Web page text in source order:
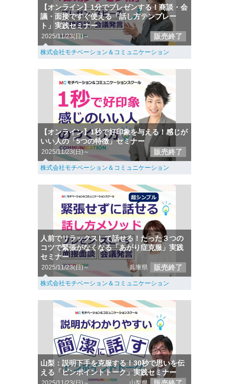
【オンライン】1分でプレゼンする！商談・会
議・面接ですぐ使える「話し方テンプレー
ト」実践セミナー
2025/11/23(日)～ 販売終了
株式会社モチベーション＆コミュニケーション
【オンライン】1秒で好印象を与える！感じが
いい人の「5つの特徴」セミナー
2025/11/23(日)～ 販売終了
株式会社モチベーション＆コミュニケーション
人前でリラックスして話せる！たった３つの
コツで緊張がなくなる「あがり症克服」実践
セミナー
2025/11/23(日)～ 兵庫県 販売終了
株式会社モチベーション＆コミュニケーション
山梨：説明下手を克服する！30秒で思いを伝
える「ピンポイントトーク」実践セミナー